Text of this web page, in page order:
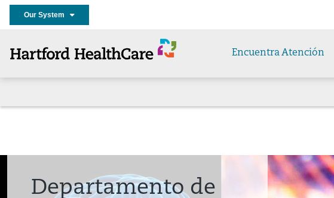
Our System
Encuentra Atención
Departamento de